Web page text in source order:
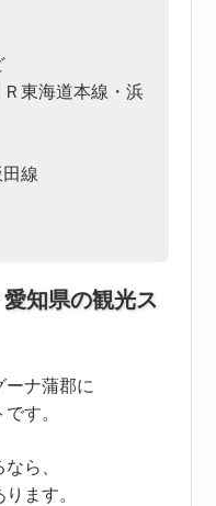
東海道本線・浜
線
知県の観光ス
ーナ蒲郡に
す。
ら、
ます。